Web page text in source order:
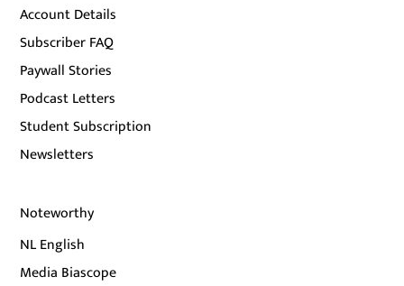
Account Details
Subscriber FAQ
Paywall Stories
Podcast Letters
Student Subscription
Newsletters
Noteworthy
NL English
Media Biascope